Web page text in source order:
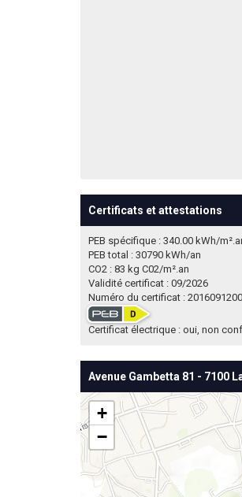
Certificats et attestations
PEB spécifique : 340.00 kWh/
PEB total : 30790 kWh/an
CO2 : 83 kg C02/m².an
Validité certificat : 09/2026
Numéro du certificat :
Certificat électrique : oui, non
Avenue Gambetta 81 - 7100
+
−